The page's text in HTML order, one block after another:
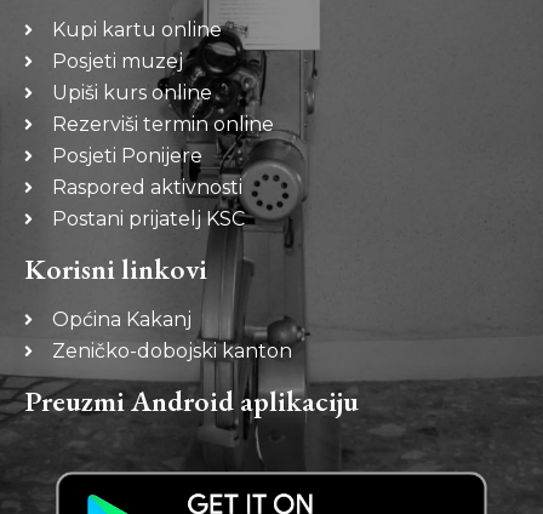
Kupi kartu online
Posjeti muzej
Upiši kurs online
Rezerviši termin online
Posjeti Ponijere
Raspored aktivnosti
Postani prijatelj KSC
Korisni linkovi
Općina Kakanj
Zeničko-dobojski kanton
Preuzmi Android aplikaciju